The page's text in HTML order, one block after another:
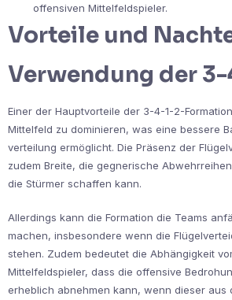
offensiven Mittelfeldspieler.
Vorteile und
Verwendung der 3-
Einer der Hauptvorteile der 3-4-1-2-
Mittelfeld zu dominieren, was eine bessere
verteilung ermöglicht. Die Präsenz der
zudem Breite, die gegnerische
die Stürmer schaffen kann.
Allerdings kann die Formation die Teams
machen, insbesondere wenn die
stehen. Zudem bedeutet die Abhängigkeit
Mittelfeldspieler, dass die offensive
erheblich abnehmen kann, wenn dieser aus